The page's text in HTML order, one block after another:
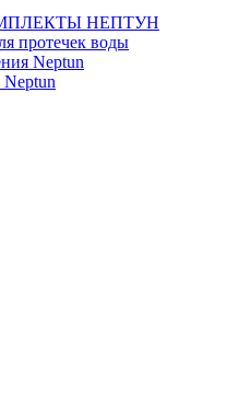
НЕПТУН
протечек воды
Neptun